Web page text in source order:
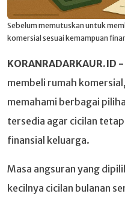
Sebelum memutuskan untuk
komersial sesuai kemampuan
KORANRADARKAUR.ID -
membeli rumah
memahami berbagai
tersedia agar cicilan
finansial keluarga.
Masa angsuran yang
kecilnya cicilan bulanan